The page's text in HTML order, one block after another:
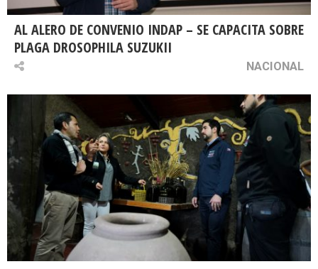
AL ALERO DE CONVENIO INDAP – SE CAPACITA SOBRE
PLAGA DROSOPHILA SUZUKII
NACIONAL